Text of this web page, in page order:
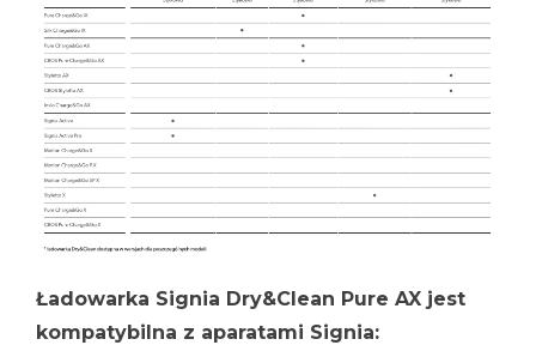
Ładowarka Signia Dry&Clean Pure AX jest
kompatybilna z aparatami Signia: